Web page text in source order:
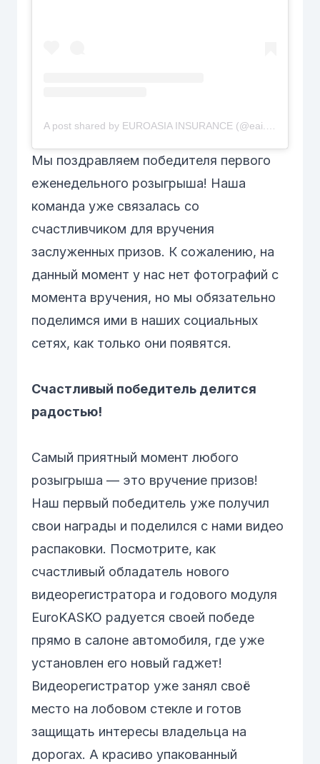
Мы поздравляем победителя первого
еженедельного розыгрыша! Наша
команда уже связалась со
счастливчиком для вручения
заслуженных призов. К сожалению, на
данный момент у нас нет фотографий с
момента вручения, но мы обязательно
поделимся ими в наших социальных
сетях, как только они появятся.
Счастливый победитель делится
радостью!
Самый приятный момент любого
розыгрыша — это вручение призов!
Наш первый победитель уже получил
свои награды и поделился с нами видео
распаковки. Посмотрите, как
счастливый обладатель нового
видеорегистратора и годового модуля
EuroKASKO радуется своей победе
прямо в салоне автомобиля, где уже
установлен его новый гаджет!
Видеорегистратор уже занял своё
место на лобовом стекле и готов
защищать интересы владельца на
дорогах. А красиво упакованный